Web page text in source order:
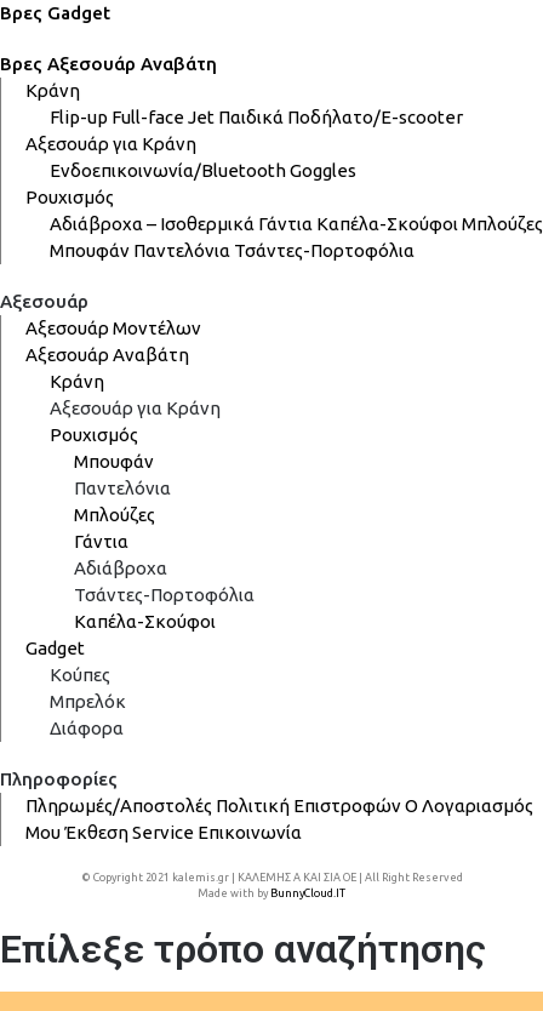
Βρες Gadget
Βρες Αξεσουάρ Αναβάτη
Κράνη
Flip-up Full-faceJet Παιδικά Ποδήλατο/E-scooter
Αξεσουάρ για Κράνη
Ενδοεπικοινωνία/BluetoothGoggles
Ρουχισμός
Αδιάβροχα – Ισοθερμικά Γάντια Καπέλα-Σκούφοι Μπλούζες
Μπουφάν Παντελόνια Τσάντες-Πορτοφόλια
Αξεσουάρ
Αξεσουάρ Μοντέλων
Αξεσουάρ Αναβάτη
Κράνη
Αξεσουάρ για Κράνη
Ρουχισμός
Μπουφάν
Παντελόνια
Μπλούζες
Γάντια
Αδιάβροχα
Τσάντες-Πορτοφόλια
Καπέλα-Σκούφοι
Gadget
Κούπες
Μπρελόκ
Διάφορα
Πληροφορίες
Πληρωμές/Αποστολές Πολιτική ΕπιστροφώνΟ Λογαριασμός
ΜουΈκθεσηService Επικοινωνία
© Copyright 2021 kalemis.gr | ΚΑΛΕΜΗΣ Α ΚΑΙ ΣΙΑ ΟΕ | All Right Reserved
Made with by BunnyCloud.IT
Επίλεξε τρόπο αναζήτησης